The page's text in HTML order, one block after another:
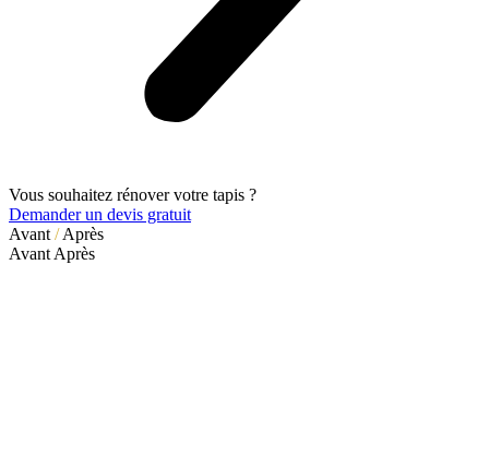
Vous souhaitez rénover votre tapis ?
Demander un devis gratuit
Avant /Après
Avant Après